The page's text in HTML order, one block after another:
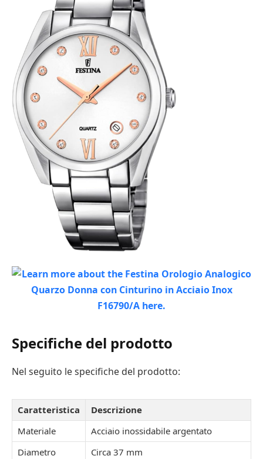
Specifiche del prodotto
Nel seguito le specifiche del prodotto:
Caratteristica
Descrizione
Materiale
Acciaio inossidabile argentato
Diametro
Circa 37 mm